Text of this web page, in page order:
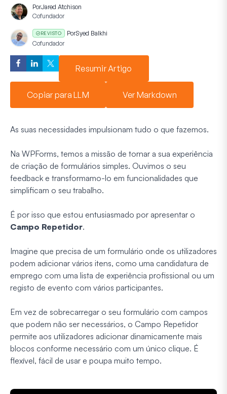
PorJared Atchison
Cofundador
REVISTO PorSyed Balkhi
Cofundador
Resumir Artigo
Copiar para LLM Ver Markdown
As suas necessidades impulsionam tudo o que fazemos.
Na WPForms, temos a missão de tornar a sua experiência
de criação de formulários simples. Ouvimos o seu
feedback e transformamo-lo em funcionalidades que
simplificam o seu trabalho.
É por isso que estou entusiasmado por apresentar o
Campo Repetidor.
Imagine que precisa de um formulário onde os utilizadores
podem adicionar vários itens, como uma candidatura de
emprego com uma lista de experiência profissional ou um
registo de evento com vários participantes.
Em vez de sobrecarregar o seu formulário com campos
que podem não ser necessários, o Campo Repetidor
permite aos utilizadores adicionar dinamicamente mais
blocos conforme necessário com um único clique. É
flexível, fácil de usar e poupa muito tempo.